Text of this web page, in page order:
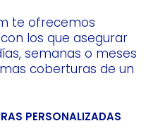
te ofrecemos
los que asegurar
semanas o meses
coberturas de un
PERSONALIZADAS